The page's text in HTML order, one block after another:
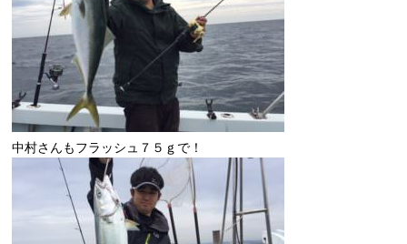
中村さんもフラッシュ７５ｇで！